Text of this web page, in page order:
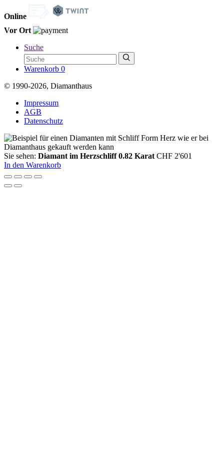
Online
Vor Ort
Suche
Warenkorb 0
© 1990-2026, Diamanthaus
Impressum
AGB
Datenschutz
Sie sehen: Diamant im Herzschliff 0.82 Karat CHF 2'601
In den Warenkorb